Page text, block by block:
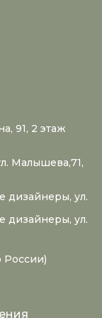
91, 2 этаж
Малышева,71,
дизайнеры, ул.
дизайнеры, ул.
России)